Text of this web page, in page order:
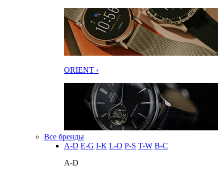
ORIENT ›
Все бренды
A-D E-G I-K L-O P-S T-W В-С
A-D